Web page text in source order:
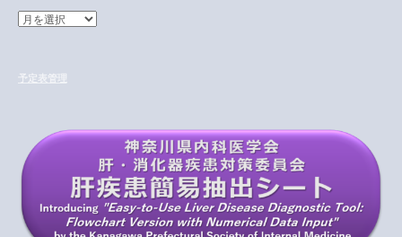
ア
ブ
予定表管理